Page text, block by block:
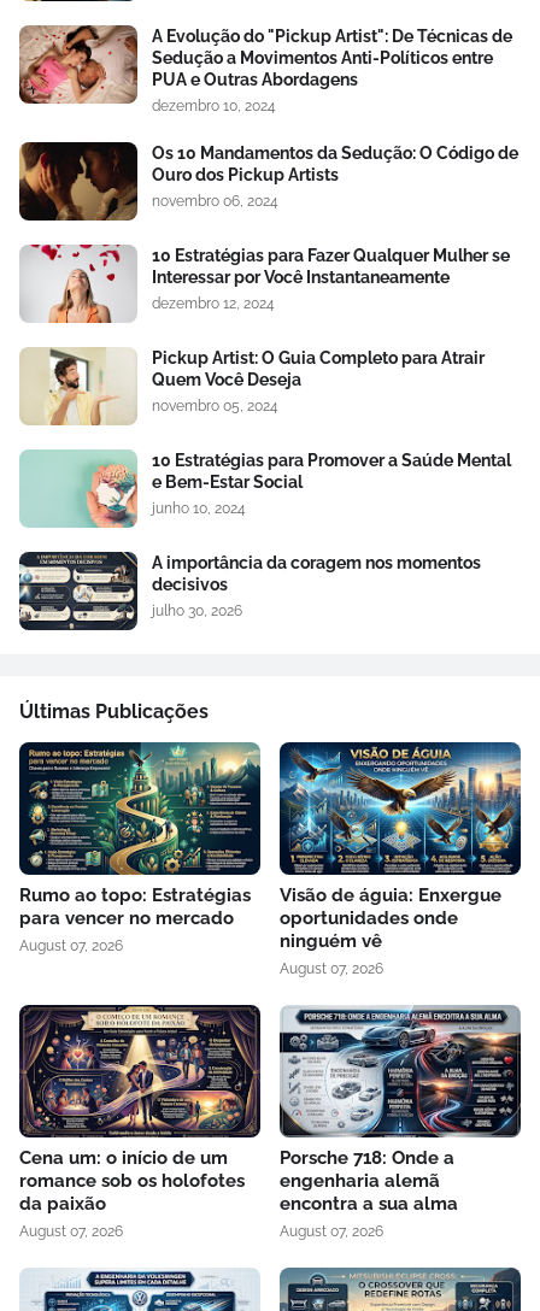
A Evolução do "Pickup Artist": De Técnicas de
Sedução a Movimentos Anti-Políticos entre
PUA e Outras Abordagens
dezembro 10, 2024
Os 10 Mandamentos da Sedução: O Código de
Ouro dos Pickup Artists
novembro 06, 2024
10 Estratégias para Fazer Qualquer Mulher se
Interessar por Você Instantaneamente
dezembro 12, 2024
Pickup Artist: O Guia Completo para Atrair
Quem Você Deseja
novembro 05, 2024
10 Estratégias para Promover a Saúde Mental
e Bem-Estar Social
junho 10, 2024
A importância da coragem nos momentos
decisivos
julho 30, 2026
Últimas Publicações
Rumo ao topo: Estratégias
para vencer no mercado
August 07, 2026
Visão de águia: Enxergue
oportunidades onde
ninguém vê
August 07, 2026
Cena um: o início de um
romance sob os holofotes
da paixão
August 07, 2026
Porsche 718: Onde a
engenharia alemã
encontra a sua alma
August 07, 2026